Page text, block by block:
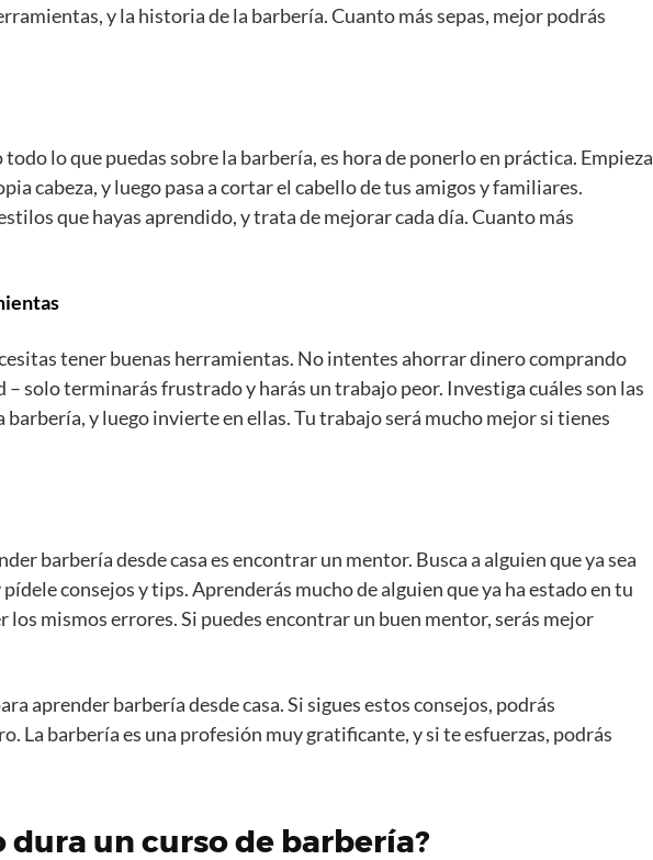
y la historia de la barbería. Cuanto más sepas, mejor podrás
lo que puedas sobre la barbería, es hora de ponerlo en práctica. Empieza
cabeza, y luego pasa a cortar el cabello de tus amigos y familiares.
que hayas aprendido, y trata de mejorar cada día. Cuanto más
tener buenas herramientas. No intentes ahorrar dinero comprando
– solo terminarás frustrado y harás un trabajo peor. Investiga cuáles son las
y luego invierte en ellas. Tu trabajo será mucho mejor si tienes
barbería desde casa es encontrar un mentor. Busca a alguien que ya sea
consejos y tips. Aprenderás mucho de alguien que ya ha estado en tu
los mismos errores. Si puedes encontrar un buen mentor, serás mejor
aprender barbería desde casa. Si sigues estos consejos, podrás
La barbería es una profesión muy gratificante, y si te esfuerzas, podrás
un curso de barbería?